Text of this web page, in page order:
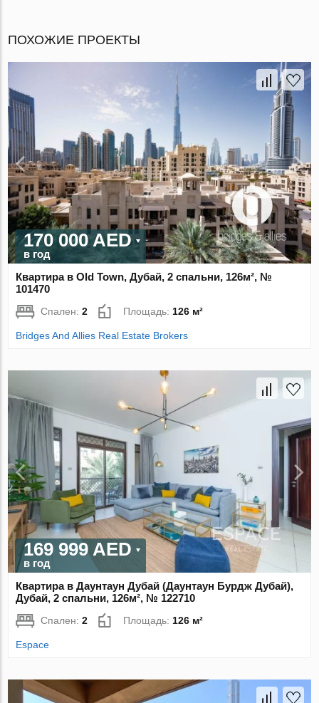
ПОХОЖИЕ ПРОЕКТЫ
170 000 AED
в год
Квартира в Old Town, Дубай, 2 спальни, 126м², №
101470
Спален:2 Площадь:126 м²
Bridges And Allies Real Estate Brokers
169 999 AED
в год
Квартира в Даунтаун Дубай (Даунтаун Бурдж Дубай),
Дубай, 2 спальни, 126м², № 122710
Спален:2 Площадь: 126 м²
Espace